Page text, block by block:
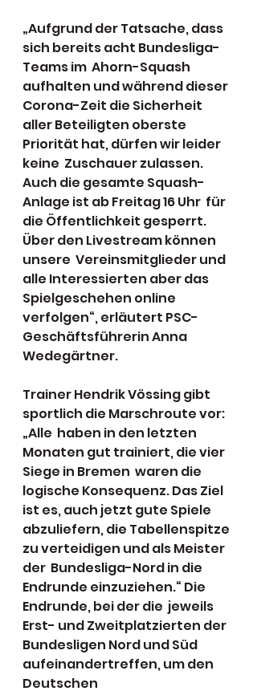
„Aufgrund der Tatsache, dass
sich bereits acht Bundesliga-
Teams im  Ahorn-Squash
aufhalten und während dieser
Corona-Zeit die Sicherheit
aller Beteiligten oberste
Priorität hat, dürfen wir leider
keine  Zuschauer zulassen.
Auch die gesamte Squash-
Anlage ist ab Freitag 16 Uhr  für
die Öffentlichkeit gesperrt.
Über den Livestream können
unsere  Vereinsmitglieder und
alle Interessierten aber das
Spielgeschehen online
verfolgen“, erläutert PSC-
Geschäftsführerin Anna
Wedegärtner.
Trainer Hendrik Vössing gibt
sportlich die Marschroute vor:
„Alle  haben in den letzten
Monaten gut trainiert, die vier
Siege in Bremen  waren die
logische Konsequenz. Das Ziel
ist es, auch jetzt gute Spiele
abzuliefern, die Tabellenspitze
zu verteidigen und als Meister
der  Bundesliga-Nord in die
Endrunde einzuziehen.“ Die
Endrunde, bei der die  jeweils
Erst- und Zweitplatzierten der
Bundesligen Nord und Süd
aufeinandertreffen, um den
Deutschen